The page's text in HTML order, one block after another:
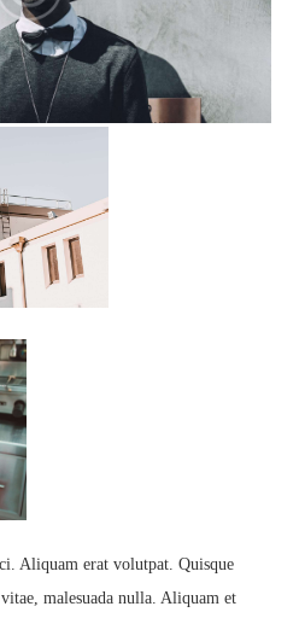
Aliquam erat volutpat. Quisque
malesuada nulla. Aliquam et